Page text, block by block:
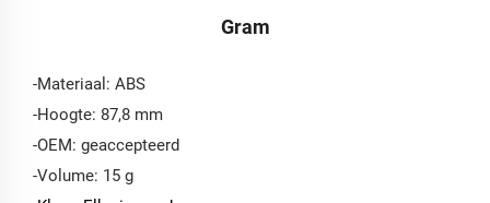
Gram
-Materiaal: ABS
-Hoogte: 87,8 mm
-OEM: geaccepteerd
-Volume: 15 g